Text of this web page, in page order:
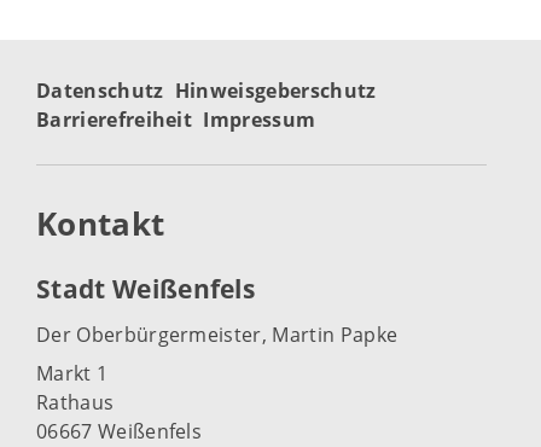
Datenschutz Hinweisgeberschutz
Barrierefreiheit Impressum
Kontakt
Stadt Weißenfels
Der Oberbürgermeister, Martin Papke
Markt 1
Rathaus
06667 Weißenfels